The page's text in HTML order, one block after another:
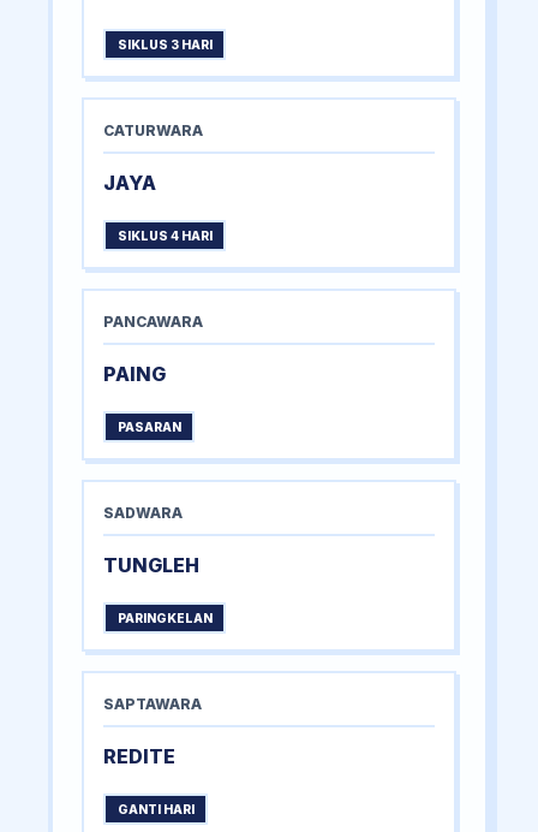
SIKLUS 3 HARI
CATURWARA
JAYA
SIKLUS 4 HARI
PANCAWARA
PAING
PASARAN
SADWARA
TUNGLEH
PARINGKELAN
SAPTAWARA
REDITE
GANTI HARI